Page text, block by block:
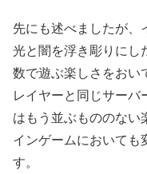
先にも述べましたが、
光と闇を浮き彫りにし
数で遊ぶ楽しさをおい
レイヤーと同じサー
はもう並ぶもののない
インゲームにおいても
す。